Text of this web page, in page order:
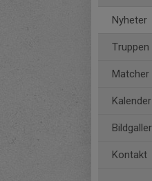
Nyheter
Truppen
Matcher
Kalender
Kontakt